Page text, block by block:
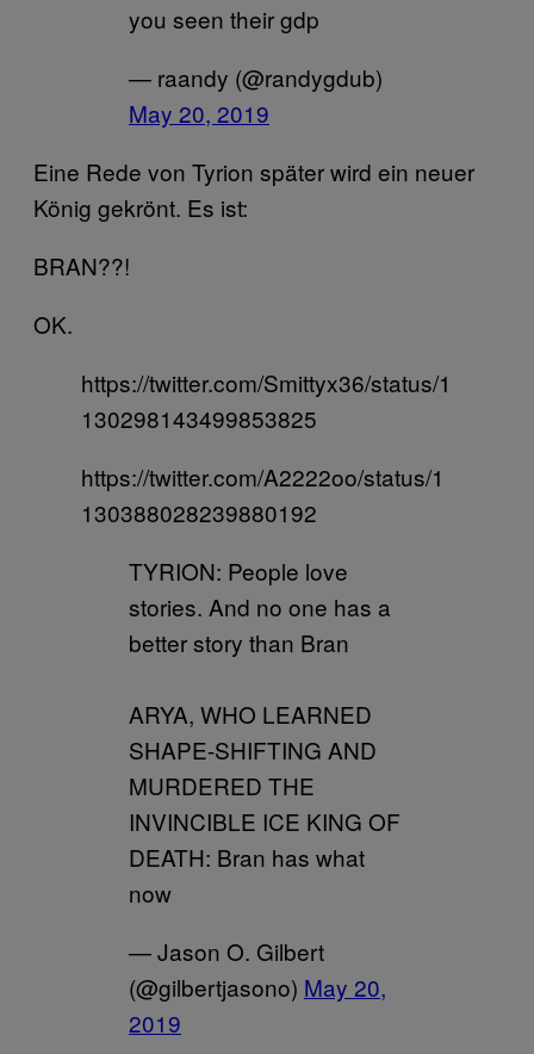
you seen their gdp
— raandy (@randygdub)
May 20, 2019
Eine Rede von Tyrion später wird ein neuer
König gekrönt. Es ist:
BRAN??!
OK.
https://twitter.com/Smittyx36/status/1
130298143499853825
https://twitter.com/A2222oo/status/1
130388028239880192
TYRION: People love
stories. And no one has a
better story than Bran
ARYA, WHO LEARNED
SHAPE-SHIFTING AND
MURDERED THE
INVINCIBLE ICE KING OF
DEATH: Bran has what
now
— Jason O. Gilbert
(@gilbertjasono) May 20,
2019